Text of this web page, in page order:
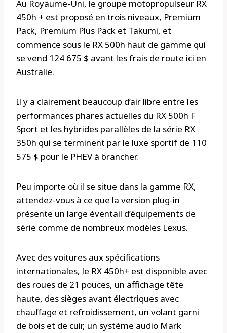
Au Royaume-Uni, le groupe motopropulseur RX
450h + est proposé en trois niveaux, Premium
Pack, Premium Plus Pack et Takumi, et
commence sous le RX 500h haut de gamme qui
se vend 124 675 $ avant les frais de route ici en
Australie.
Il y a clairement beaucoup d’air libre entre les
performances phares actuelles du RX 500h F
Sport et les hybrides parallèles de la série RX
350h qui se terminent par le luxe sportif de 110
575 $ pour le PHEV à brancher.
Peu importe où il se situe dans la gamme RX,
attendez-vous à ce que la version plug-in
présente un large éventail d’équipements de
série comme de nombreux modèles Lexus.
Avec des voitures aux spécifications
internationales, le RX 450h+ est disponible avec
des roues de 21 pouces, un affichage tête
haute, des sièges avant électriques avec
chauffage et refroidissement, un volant garni
de bois et de cuir, un système audio Mark